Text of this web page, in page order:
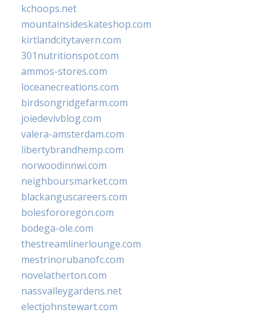
kchoops.net
mountainsideskateshop.com
kirtlandcitytavern.com
301nutritionspot.com
ammos-stores.com
loceanecreations.com
birdsongridgefarm.com
joiedevivblog.com
valera-amsterdam.com
libertybrandhemp.com
norwoodinnwi.com
neighboursmarket.com
blackanguscareers.com
bolesfororegon.com
bodega-ole.com
thestreamlinerlounge.com
mestrinorubanofc.com
novelatherton.com
nassvalleygardens.net
electjohnstewart.com